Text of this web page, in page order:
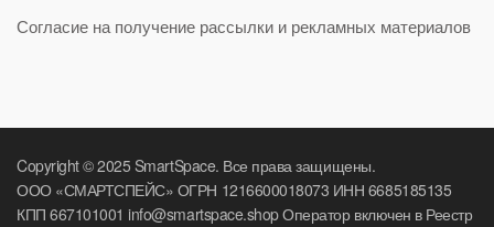
Согласие на получение рассылки и рекламных материалов
Copyright © 2025 SmartSpace. Все права защищены.
ООО «СМАРТСПЕЙС» ОГРН 1216600018073 ИНН 6685185135
КПП 667101001 info@smartspace.shop Оператор включен в Реестр